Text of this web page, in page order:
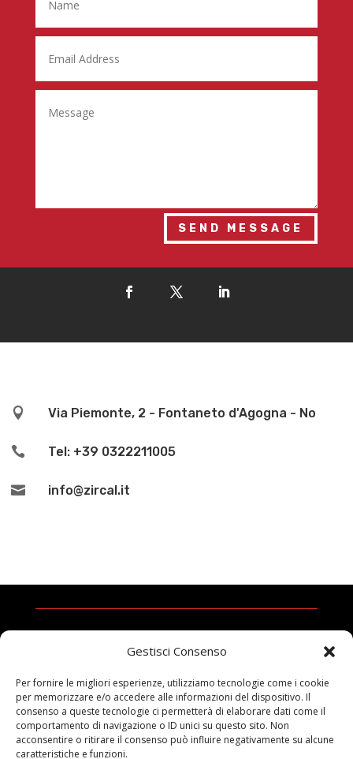
Gestisci Consenso
Per fornire le migliori esperienze, utilizziamo tecnologie come i cookie
per memorizzare e/o accedere alle informazioni del dispositivo. Il
consenso a queste tecnologie ci permetterà di elaborare dati come il
comportamento di navigazione o ID unici su questo sito. Non
acconsentire o ritirare il consenso può influire negativamente su alcune
caratteristiche e funzioni.
SEND MESSAGE
 Via Piemonte, 2 - Fontaneto d'Agogna - No
 Tel: +39 0322211005
 info@zircal.it
0322 211005